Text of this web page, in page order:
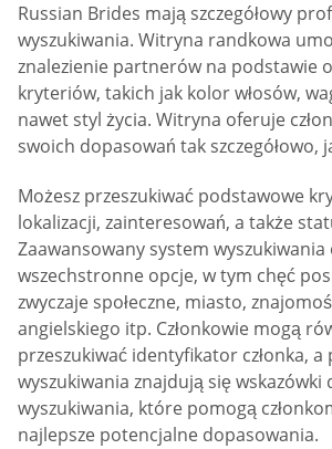
Russian Brides mają szczegółowy
wyszukiwania. Witryna randkowa
znalezienie partnerów na podstawie
kryteriów, takich jak kolor włosów,
nawet styl życia. Witryna oferuje
swoich dopasowań tak szczegółowo,
Możesz przeszukiwać podstawowe
lokalizacji, zainteresowań, a także
Zaawansowany system
wszechstronne opcje, w tym chęć
zwyczaje społeczne, miasto,
angielskiego itp. Członkowie mogą
przeszukiwać identyfikator członka,
wyszukiwania znajdują się wskazówki
wyszukiwania, które pomogą
najlepsze potencjalne dopasowania.